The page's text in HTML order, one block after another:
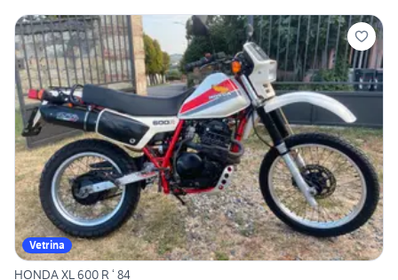
Vetrina
HONDA XL 600 R ‘ 84